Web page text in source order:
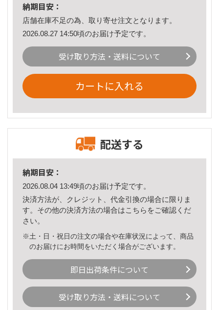
納期目安：
店舗在庫不足の為、取り寄せ注文となります。
2026.08.27 14:50頃のお届け予定です。
受け取り方法・送料について
カートに入れる
配送する
納期目安：
2026.08.04 13:49頃のお届け予定です。
決済方法が、クレジット、代金引換の場合に限りま
す。その他の決済方法の場合はこちら をご確認くだ
さい。
※土・日・祝日の注文の場合や在庫状況によって、商品
のお届けにお時間をいただく場合がございます。
即日出荷条件について
受け取り方法・送料について